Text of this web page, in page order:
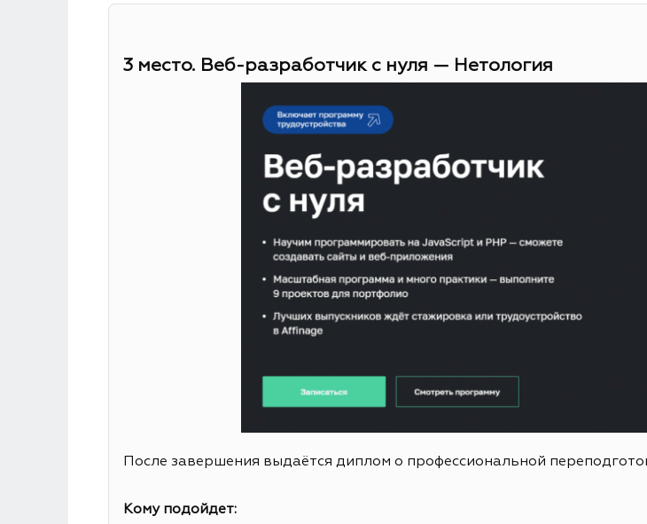
3 место. Веб-разработчик с нуля — Нетология
После завершения выдаётся диплом о профессиональной
Кому подойдет: